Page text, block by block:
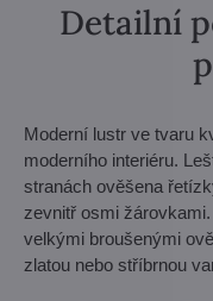
Detailní
Moderní lustr ve tvaru
moderního interiéru.
stranách ověšena
zevnitř osmi
velkými broušenými
zlatou nebo stříbrnou